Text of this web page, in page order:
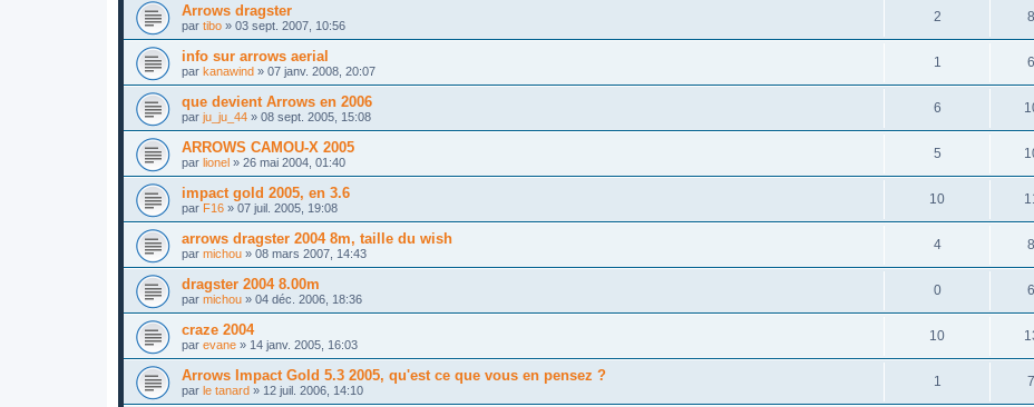
Arrows dragster
par tibo » 03 sept. 2007, 10:56
2
info sur arrows aerial
par kanawind » 07 janv. 2008, 20:07
1
que devient Arrows en 2006
par ju_ju_44 » 08 sept. 2005, 15:08
6
ARROWS CAMOU-X 2005
par lionel » 26 mai 2004, 01:40
5
impact gold 2005, en 3.6
par F16 » 07 juil. 2005, 19:08
10
arrows dragster 2004 8m, taille du wish
par michou » 08 mars 2007, 14:43
4
dragster 2004 8.00m
par michou » 04 déc. 2006, 18:36
0
craze 2004
par evane » 14 janv. 2005, 16:03
10
Arrows Impact Gold 5.3 2005, qu'est ce que vous en pensez ?
par le tanard » 12 juil. 2006, 14:10
1